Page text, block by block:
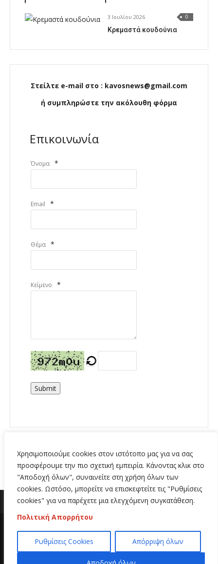
Χρησιμοποιούμε cookies στον ιστότοπο μας για να σας
προσφέρουμε την πιο σχετική εμπειρία. Κάνοντας κλικ στο
"Αποδοχή όλων", συναινείτε στη χρήση όλων των
cookies. Ωστόσο, μπορείτε να επισκεφτείτε τις "Ρυθμίσεις
cookies" για να παρέχετε μια ελεγχόμενη συγκατάθεση.
Πολιτική Απορρήτου
Ρυθμίσεις Cookies Απόρριψη όλων
3 Ιουλίου 2026 0
Κρεμαστά κουδούνια
Στείλτε e-mail στο : kavosnews@gmail.com
ή συμπληρώστε την ακόλουθη φόρμα
Επικοινωνία
Όνομα *
Email *
Θέμα *
Κείμενο *
Submit
Copyright 2020 | All Rights Reserved | Κατασκευή
ιστοσελίδων
Hi Web